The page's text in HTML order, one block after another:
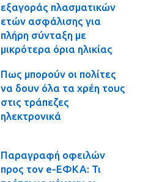
εξαγοράς πλασματικών
ετών ασφάλισης για
πλήρη σύνταξη με
μικρότερα όρια ηλικίας
Πως μπορούν οι πολίτες
να δουν όλα τα χρέη τους
στις τράπεζες
ηλεκτρονικά
Παραγραφή οφειλών
προς τον e-ΕΦΚΑ: Τι